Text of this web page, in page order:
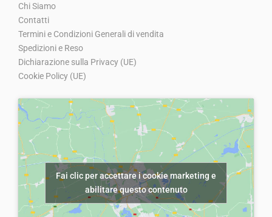
Chi Siamo
Contatti
Termini e Condizioni Generali di vendita
Spedizioni e Reso
Dichiarazione sulla Privacy (UE)
Cookie Policy (UE)
Fai clic per accettare i cookie marketing e
abilitare questo contenuto